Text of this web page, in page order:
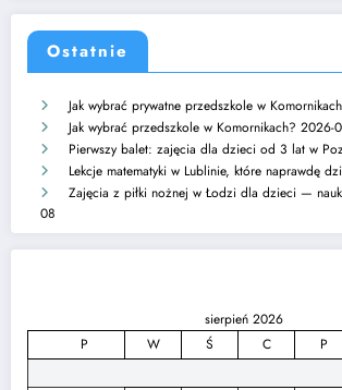
Ostatnie
Jak wybrać prywatne przedszkole w
Jak wybrać przedszkole w Komornikach? 2026-
Pierwszy balet: zajęcia dla dzieci od 3 lat w
Lekcje matematyki w Lublinie, które naprawdę
Zajęcia z piłki nożnej w Łodzi dla dzieci —
08
sierpień 2026
P
W Ś C P